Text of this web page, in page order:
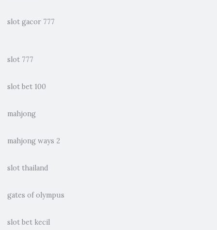
slot gacor 777
slot 777
slot bet 100
mahjong
mahjong ways 2
slot thailand
gates of olympus
slot bet kecil